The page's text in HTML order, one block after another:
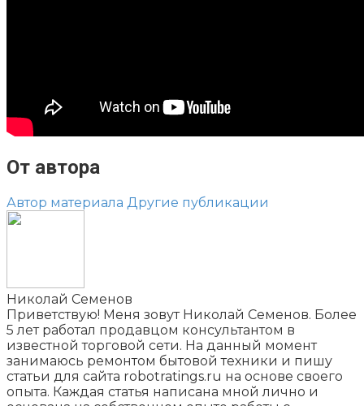
От автора
Автор материала Другие публикации
Николай Семенов
Приветствую! Меня зовут Николай Семенов. Более
5 лет работал продавцом консультантом в
известной торговой сети. На данный момент
занимаюсь ремонтом бытовой техники и пишу
статьи для сайта robotratings.ru на основе своего
опыта. Каждая статья написана мной лично и